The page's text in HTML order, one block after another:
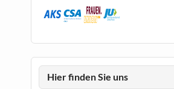
Hier finden Sie uns